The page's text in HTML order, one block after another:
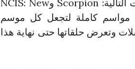
أعلنت CBS عن اعطاءها لكل من المسلسلات التالية: Scorpion وNCIS: New
Orleans و Madam Secretary وStalker مواسم كاملة لتجعل كل موسم
وتعرض حلقاتها حتى نهاية هذا